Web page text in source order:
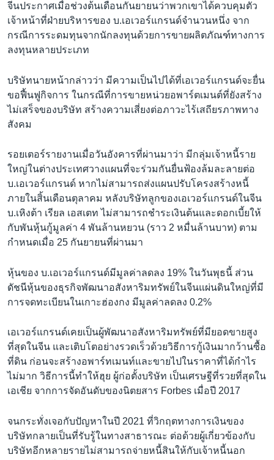
จีนประกาศเมื่อช่วงต้นเดือนกันยายนว่าพวกเขาได้ควบคุมตัว
เจ้าหน้าที่ฝ่ายบริหารของ บ.เอเวอร์แกรนด์จำนวนหนึ่ง จาก
กรณีการระดมทุนจากนักลงทุนด้วยการขายผลิตภัณฑ์ทางการ
ลงทุนหลายประเภท
บริษัทนายหน้ากล่าวว่า มีความเป็นไปได้ที่เอเวอร์แกรนด์จะยื่น
ขอฟื้นฟูกิจการ ในกรณีที่การขายหน่วยอพาร์ตเมนต์ที่ยังสร้าง
ไม่เสร็จของบริษัท สร้างความเสี่ยงต่อภาวะไร้เสถียรภาพทาง
สังคม
รอยเตอร์รายงานเมื่อวันอังคารที่ผ่านมาว่า มีกลุ่มเจ้าหนี้ราย
ใหญ่ในต่างประเทศวางแผนที่จะร่วมกันยื่นฟ้องล้มละลายต่อ
บ.เอเวอร์แกรนด์ หากไม่สามารถส่งแผนปรับโครงสร้างหนี้
ภายในสิ้นเดือนตุลาคม หลังบริษัทลูกของเอเวอร์แกรนด์ในจีน
บ.เหิงต้า เรียล เอสเตท ไม่สามารถชำระเงินต้นและดอกเบี้ยให้
กับพันหุ้นกู้มูลค่า 4 พันล้านหยวน (ราว 2 หมื่นล้านบาท) ตาม
กำหนดเมื่อ 25 กันยายนที่ผ่านมา
หุ้นของ บ.เอเวอร์แกรนด์มีมูลค่าลดลง 19% ในวันพุธนี้ ส่วน
ดัชนีหุ้นของธุรกิจพัฒนาอสังหาริมทรัพย์ในจีนแผ่นดินใหญ่ที่มี
การจดทะเบียนในเกาะฮ่องกง มีมูลค่าลดลง 0.2%
เอเวอร์แกรนด์เคยเป็นผู้พัฒนาอสังหาริมทรัพย์ที่มียอดขายสูง
ที่สุดในจีน และเติบโตอย่างรวดเร็วด้วยวิธีการกู้เงินมากว้านซื้อ
ที่ดิน ก่อนจะสร้างอพาร์ทเมนท์และขายไปในราคาที่ได้กำไร
ไม่มาก วิธีการนี้ทำให้ฮุย ผู้ก่อตั้งบริษัท เป็นเศรษฐีที่รวยที่สุดใน
เอเชีย จากการจัดอันดับของนิตยสาร Forbes เมื่อปี 2017
จนกระทั่งเจอกับปัญหาในปี 2021 ที่วิกฤตทางการเงินของ
บริษัทกลายเป็นที่รับรู้ในทางสาธารณะ ต่อด้วยผู้เกี่ยวข้องกับ
บริษัทอีกหลายรายไม่สามารถจ่ายหนี้สินให้กับเจ้าหนี้นอก